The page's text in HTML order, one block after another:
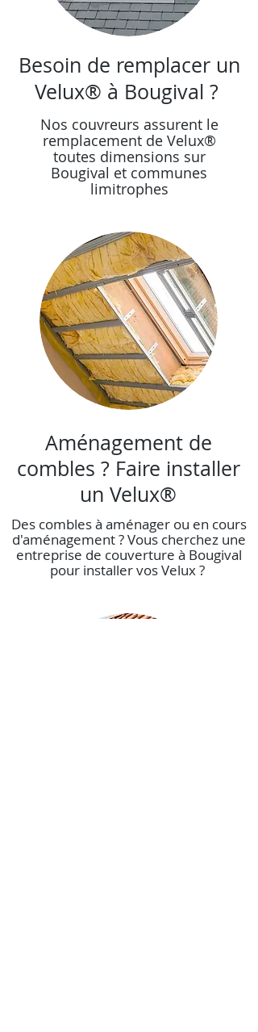
Besoin de remplacer un
Velux® à Bougival ?
Nos couvreurs assurent le
remplacement de Velux®
toutes dimensions sur
Bougival et communes
limitrophes
Aménagement de
combles ? Faire installer
un Velux®
Des combles à aménager ou en cours
d'aménagement ? Vous cherchez une
entreprise de couverture à Bougival
pour installer vos Velux ?